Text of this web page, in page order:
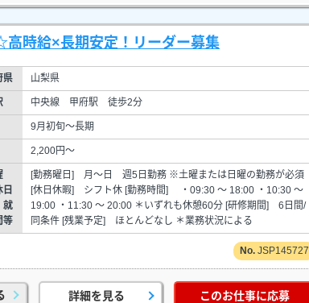
時給×長期安定！リーダー募集
県 山梨県
中央線 甲府駅 徒歩2分
9月初旬～長期
2,200円～
日
就
等
[勤務曜日] 月～日 週5日勤務 ※土曜または日曜の勤務が必須
[休日休暇] シフト休 [勤務時間] ・09:30 ～ 18:00 ・10:30 ～
19:00 ・11:30 ～ 20:00 ＊いずれも休憩60分 [研修期間] 6日間/
同条件 [残業予定] ほとんどなし ＊業務状況による
JSP145727
詳細を見る このお仕事に応募